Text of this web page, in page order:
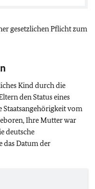
gesetzlichen Pflicht zum
Kind durch die
den Status eines
Staatsangehörigkeit vom
Ihre Mutter war
deutsche
das Datum der